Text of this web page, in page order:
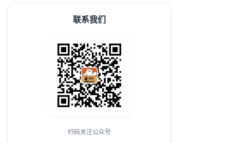
联系我们
扫码关注公众号